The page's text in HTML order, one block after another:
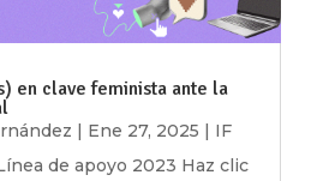
en clave feminista ante la
| Ene 27, 2025 | IF
de apoyo 2023 Haz clic